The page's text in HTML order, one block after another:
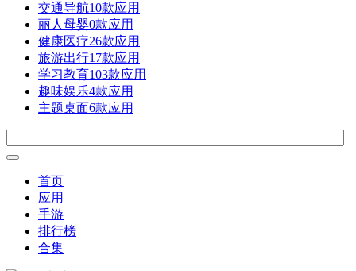
交通导航10款应用
丽人母婴0款应用
健康医疗26款应用
旅游出行17款应用
学习教育103款应用
趣味娱乐4款应用
主题桌面6款应用
首页
应用
手游
排行榜
合集